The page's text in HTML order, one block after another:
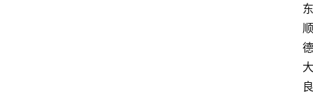
东
顺
德
大
良